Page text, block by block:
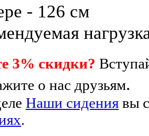
- 126 см
3% скидки?
о нас друзьям.
Наши сидения вы
.